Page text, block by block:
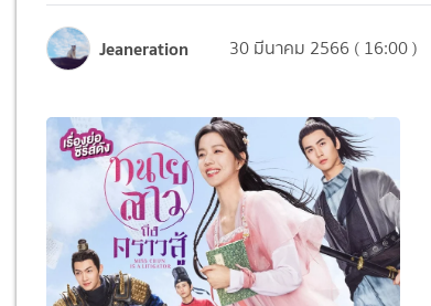
Jeaneration 30 มีนาคม 2566 ( 16:00 )